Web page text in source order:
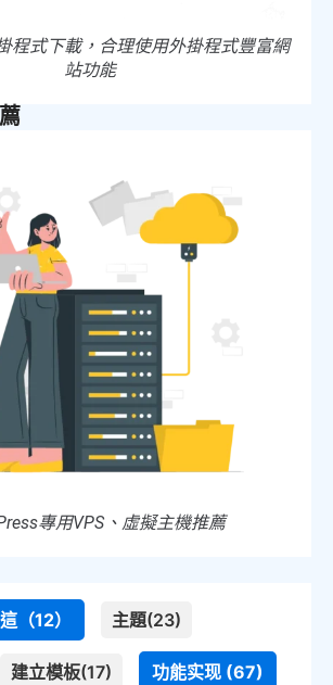
程式下載，合理使用外掛程式豐富網
站功能
專用VPS、虛擬主機推薦
這（12） 主題(23)
建立模板(17) 功能实现 (67)